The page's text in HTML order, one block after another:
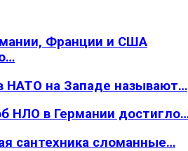
Франции и США
НАТО на Западе называют…
НЛО в Германии
сантехника сломанные…